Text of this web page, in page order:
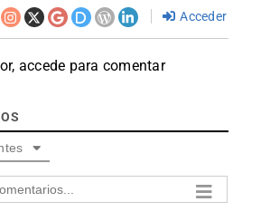
Acceder
accede para comentar